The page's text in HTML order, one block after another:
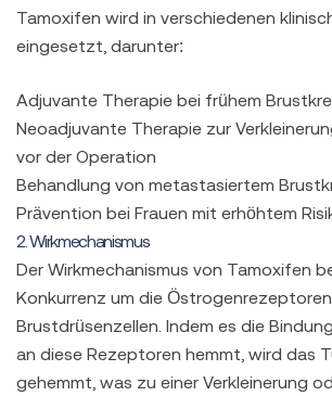
Tamoxifen wird in verschiedenen
eingesetzt, darunter:
Adjuvante Therapie bei frühem
Neoadjuvante Therapie zur
vor der Operation
Behandlung von metastasiertem
Prävention bei Frauen mit erhöhtem
2. Wirkmechanismus
Der Wirkmechanismus von Tamoxifen
Konkurrenz um die
Brustdrüsenzellen. Indem es die
an diese Rezeptoren hemmt, wird das
gehemmt, was zu einer Verkleinerung